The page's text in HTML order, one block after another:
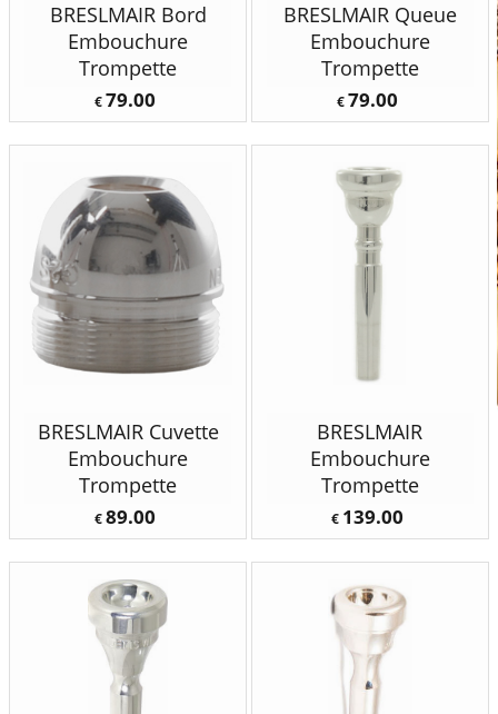
BRESLMAIR Bord
Embouchure
Trompette
€79.00
BRESLMAIR Queue
Embouchure
Trompette
€79.00
BRESLMAIR Cuvette
Embouchure
Trompette
€89.00
BRESLMAIR
Embouchure
Trompette
€ 139.00